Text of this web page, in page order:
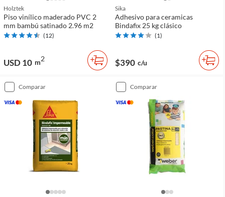
Holztek
Piso vinílico maderado PVC 2
mm bambú satinado 2.96 m2
(12)
USD 10 m2
Sika
Adhesivo para ceramicas
Bindafix 25 kg clásico
(1)
$390 c/u
comparar comparar